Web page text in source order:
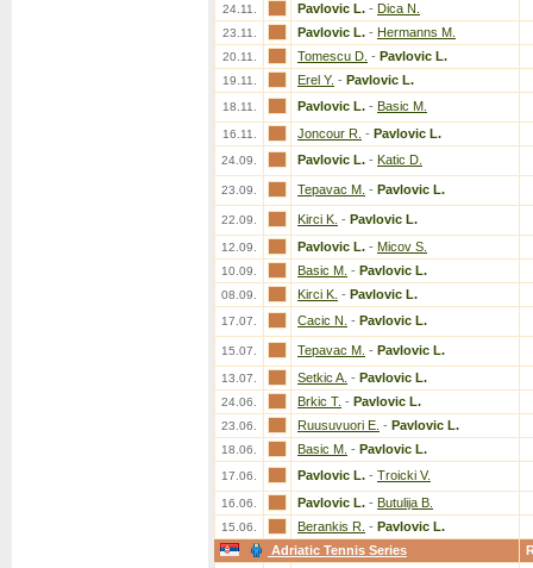
24.11. Pavlovic L. - Dica N.
23.11. Pavlovic L. - Hermanns M.
20.11. Tomescu D. - Pavlovic L.
19.11. Erel Y. - Pavlovic L.
18.11. Pavlovic L. - Basic M.
16.11. Joncour R. - Pavlovic L.
24.09. Pavlovic L. - Katic D.
23.09. Tepavac M. - Pavlovic L.
22.09. Kirci K. - Pavlovic L.
12.09. Pavlovic L. - Micov S.
10.09. Basic M. - Pavlovic L.
08.09. Kirci K. - Pavlovic L.
17.07. Cacic N. - Pavlovic L.
15.07. Tepavac M. - Pavlovic L.
13.07. Setkic A. - Pavlovic L.
24.06. Brkic T. - Pavlovic L.
23.06. Ruusuvuori E. - Pavlovic L.
18.06. Basic M. - Pavlovic L.
17.06. Pavlovic L. - Troicki V.
16.06. Pavlovic L. - Butulija B.
15.06. Berankis R. - Pavlovic L.
Adriatic Tennis Series